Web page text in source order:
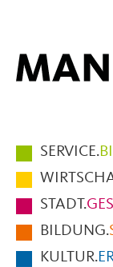
im
Fußbereich
der
Seite
SERVICE.
STADT.
BILDUNG.
KULTUR.